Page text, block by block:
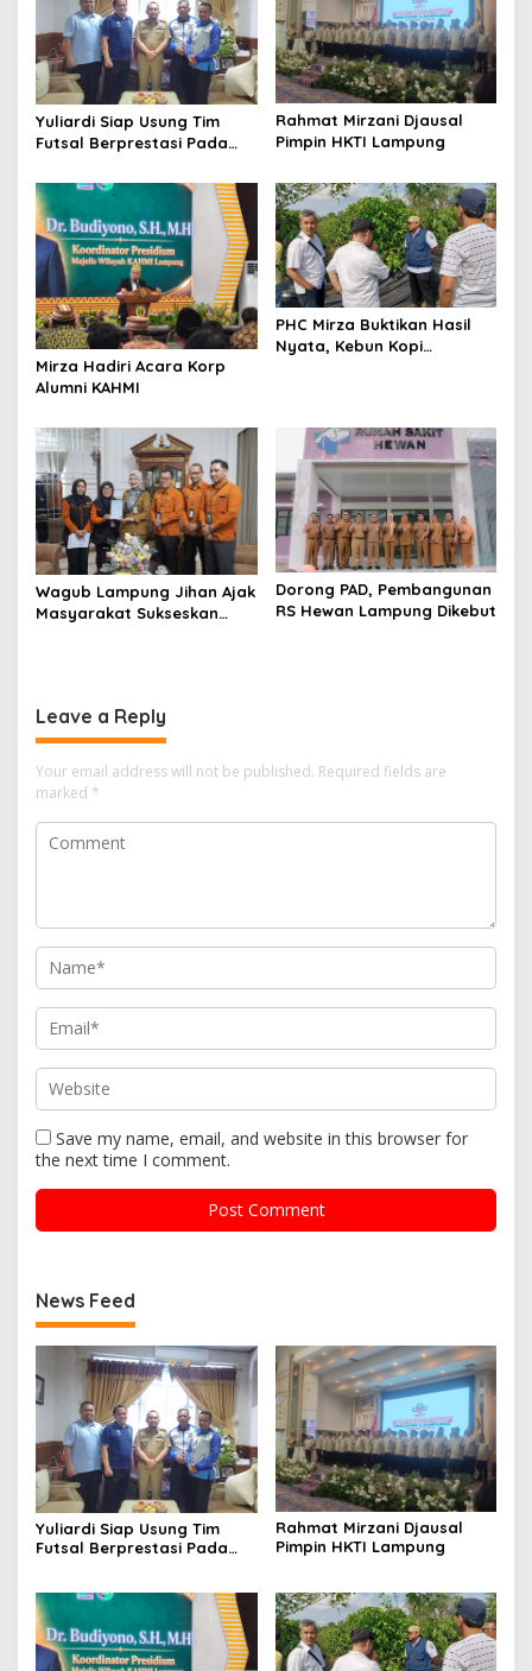
t
i
o
n
Yuliardi Siap Usung Tim
Futsal Berprestasi Pada
Rahmat Mirzani Djausal
Pimpin HKTI Lampung
Mirza Hadiri Acara Korp
Alumni KAHMI
PHC Mirza Buktikan Hasil
Nyata, Kebun Kopi
Wagub Lampung Jihan Ajak
Masyarakat Sukseskan
Dorong PAD, Pembangunan
RS Hewan Lampung Dikebut
Leave a Reply
Your email address will not be published. Required fields are
marked *
Save my name, email, and website in this browser for
the next time I comment.
News Feed
Yuliardi Siap Usung Tim
Futsal Berprestasi Pada
Rahmat Mirzani Djausal
Pimpin HKTI Lampung